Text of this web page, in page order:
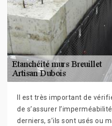
Il est très important de
de s’assurer
derniers, s’ils sont usés ou